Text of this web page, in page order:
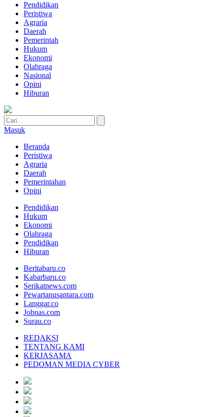
Pendidikan
Peristiwa
Agraria
Daerah
Pemerintah
Hukum
Ekonomi
Olahraga
Nasional
Opini
Hiburan
Masuk
Beranda
Peristiwa
Agraria
Daerah
Pemerintahan
Opini
Pendidikan
Hukum
Ekonomi
Olahraga
Pendidikan
Hiburan
Beritabaru.co
Kabarbaru.co
Serikatnews.com
Pewartanusantara.com
Langgar.co
Jobnas.com
Surau.co
REDAKSI
TENTANG KAMI
KERJASAMA
PEDOMAN MEDIA CYBER